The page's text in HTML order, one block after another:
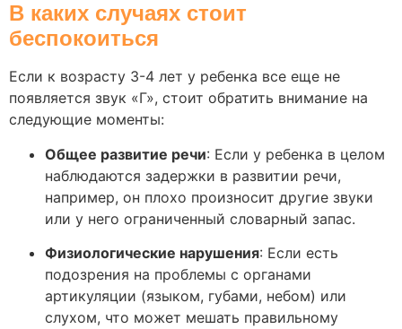
В каких случаях стоит
беспокоиться
Если к возрасту 3-4 лет у ребенка все еще не
появляется звук «Г», стоит обратить внимание на
следующие моменты:
Общее развитие речи: Если у ребенка в целом
наблюдаются задержки в развитии речи,
например, он плохо произносит другие звуки
или у него ограниченный словарный запас.
Физиологические нарушения: Если есть
подозрения на проблемы с органами
артикуляции (языком, губами, небом) или
слухом, что может мешать правильному